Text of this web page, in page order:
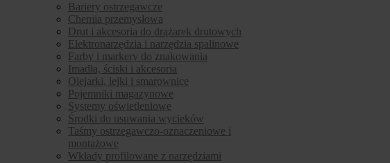
Bariery ostrzegawcze
Chemia przemysłowa
Drut i akcesoria do drążarek drutowych
Elektronarzędzia i narzędzia spalinowe
Farby i markery do znakowania
Imadła, ściski i akcesoria
Olejarki, lejki i smarownice
Pojemniki magazynowe
Systemy oświetleniowe
Środki do usuwania wycieków
Taśmy ostrzegawczo-oznaczeniowe i
montażowe
Wkłady profilowane z narzędziami